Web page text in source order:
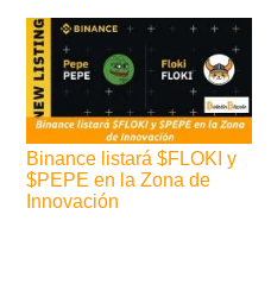
Binance listará $FLOKI y
$PEPE en la Zona de
Innovación